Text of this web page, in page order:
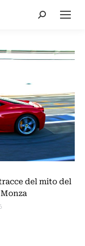
Cerca:
del mito del